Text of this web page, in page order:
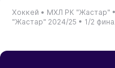
Хоккей • МХЛ РК "Жастар" •
"Жастар" 2024/25 • 1/2